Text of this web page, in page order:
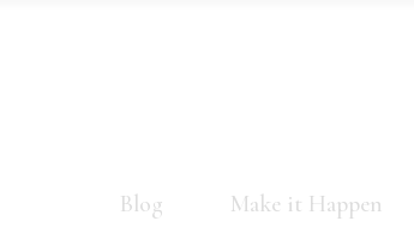
Blog Make it Happen